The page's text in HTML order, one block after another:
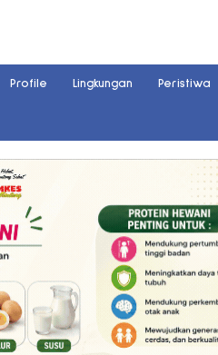
Profile Lingkungan Peristiwa